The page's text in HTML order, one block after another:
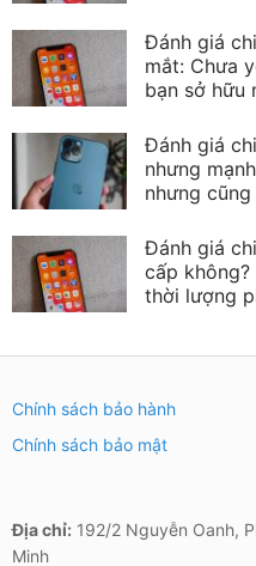
Đánh giá
mắt: Chưa
bạn sở hữu
Đánh giá
nhưng
nhưng
Đánh giá
cấp
thời lượng
Chính sách bảo hành
Chính sách bảo mật
Địa chỉ: 192/2 Nguyễn Oanh,
Minh